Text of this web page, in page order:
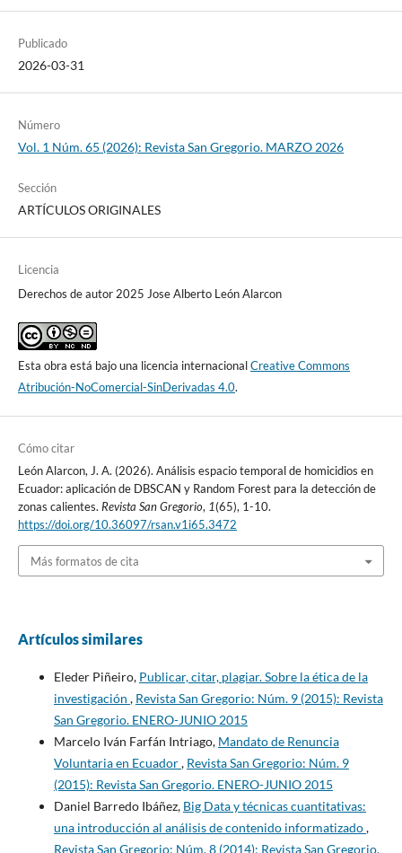
Publicado
2026-03-31
Número
Vol. 1 Núm. 65 (2026): Revista San Gregorio. MARZO 2026
Sección
ARTÍCULOS ORIGINALES
Licencia
Derechos de autor 2025 Jose Alberto León Alarcon
Esta obra está bajo una licencia internacionalCreative Commons
Atribución-NoComercial-SinDerivadas 4.0.
Cómo citar
León Alarcon, J. A. (2026). Análisis espacio temporal de homicidios en
Ecuador: aplicación de DBSCAN y Random Forest para la detección de
zonas calientes. Revista San Gregorio, 1(65), 1-10.
https://doi.org/10.36097/rsan.v1i65.3472
Más formatos de cita
Artículos similares
Eleder Piñeiro, Publicar, citar, plagiar. Sobre la ética de la
investigación , Revista San Gregorio: Núm. 9 (2015): Revista
San Gregorio. ENERO-JUNIO 2015
Marcelo Iván Farfán Intriago, Mandato de Renuncia
Voluntaria en Ecuador, Revista San Gregorio: Núm. 9
(2015): Revista San Gregorio. ENERO-JUNIO 2015
Daniel Barredo Ibáñez, Big Data y técnicas cuantitativas:
una introducción al análisis de contenido informatizado,
Revista San Gregorio: Núm. 8 (2014): Revista San Gregorio.